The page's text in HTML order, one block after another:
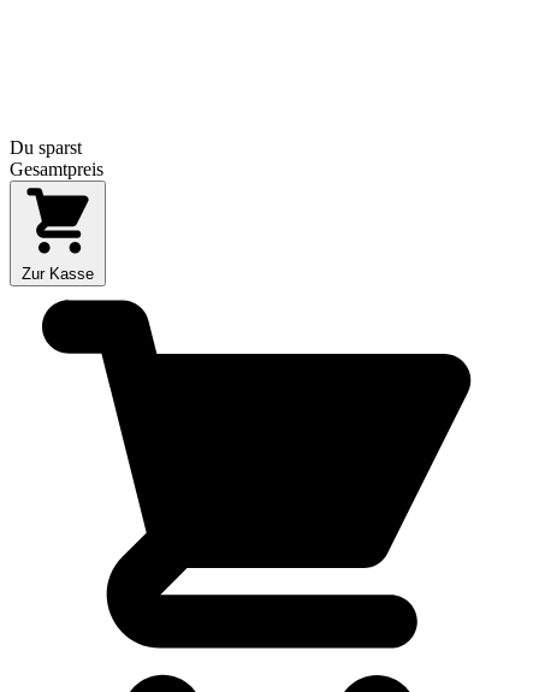
Du sparst
Gesamtpreis
Zur Kasse